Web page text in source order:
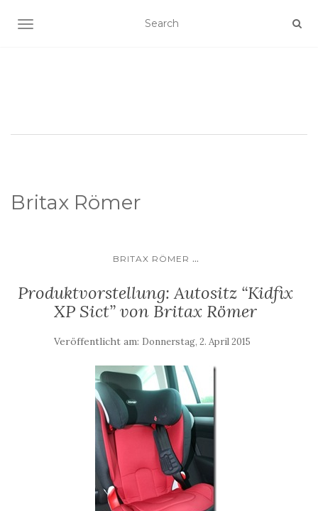
SCHALTE NAVIGATION
Britax Römer
BRITAX RÖMER ...
Produktvorstellung: Autositz “Kidfix
XP Sict” von Britax Römer
Veröffentlicht am: Donnerstag, 2. April 2015